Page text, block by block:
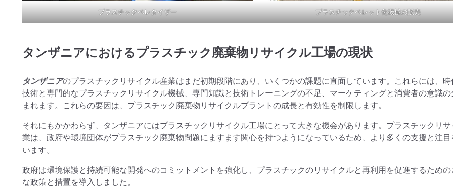
プラスチックペレタイザー プラスチックペレット化機械の販売
タンザニアにおけるプラスチック廃棄物リサイクル工場の現状
タンザニアのプラスチックリサイクル産業はまだ初期段階にあり、いくつかの課題に直面しています。これらには、
技術と専門的なプラスチックリサイクル機械、専門知識と技術トレーニングの不足、マーケティングと消費者の意識
まれます。これらの要因は、プラスチック廃棄物リサイクルプラントの成長と有効性を制限します。
それにもかかわらず、タンザニアにはプラスチックリサイクル工場にとって大きな機会があります。プラスチックリ
業は、政府や環境団体がプラスチック廃棄物問題にますます関心を持つようになっているため、より多くの支援と注
います。
政府は環境保護と持続可能な開発へのコミットメントを強化し、プラスチックのリサイクルと再利用を促進するため
な政策と措置を導入しました。